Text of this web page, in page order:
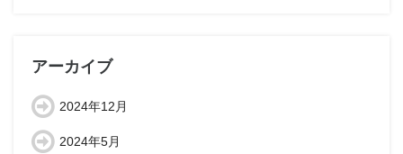
アーカイブ
2024年12月
2024年5月